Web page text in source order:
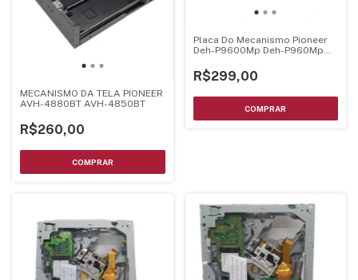
MECANISMO DA TELA PIONEER
AVH-4880BT AVH-4850BT
R$260,00
Placa Do Mecanismo Pioneer
Deh-P9600Mp Deh-P960Mp
Cnp8330
R$299,00